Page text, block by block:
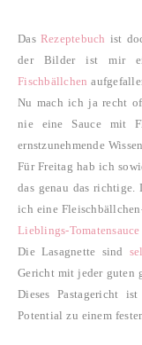
Das Rezeptebuch ist
der Bilder ist mir
Fischbällchen
Nu mach ich ja recht
nie eine Sauce mit
ernstzunehmende
Für Freitag hab ich
das genau das
ich eine
Lieblings-Tomatensauce
Die Lasagnette sind
Gericht mit jeder guten
Dieses Pastagericht
Potential zu einem